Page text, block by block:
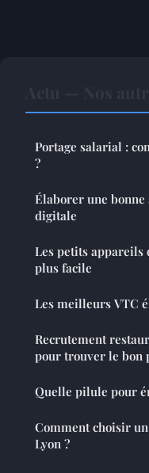
Portage salarial :
?
Élaborer une
digitale
Les petits appareils
plus facile
Les meilleurs VTC
Recrutement
pour trouver le bon
Quelle pilule pour
Comment choisir
Lyon ?